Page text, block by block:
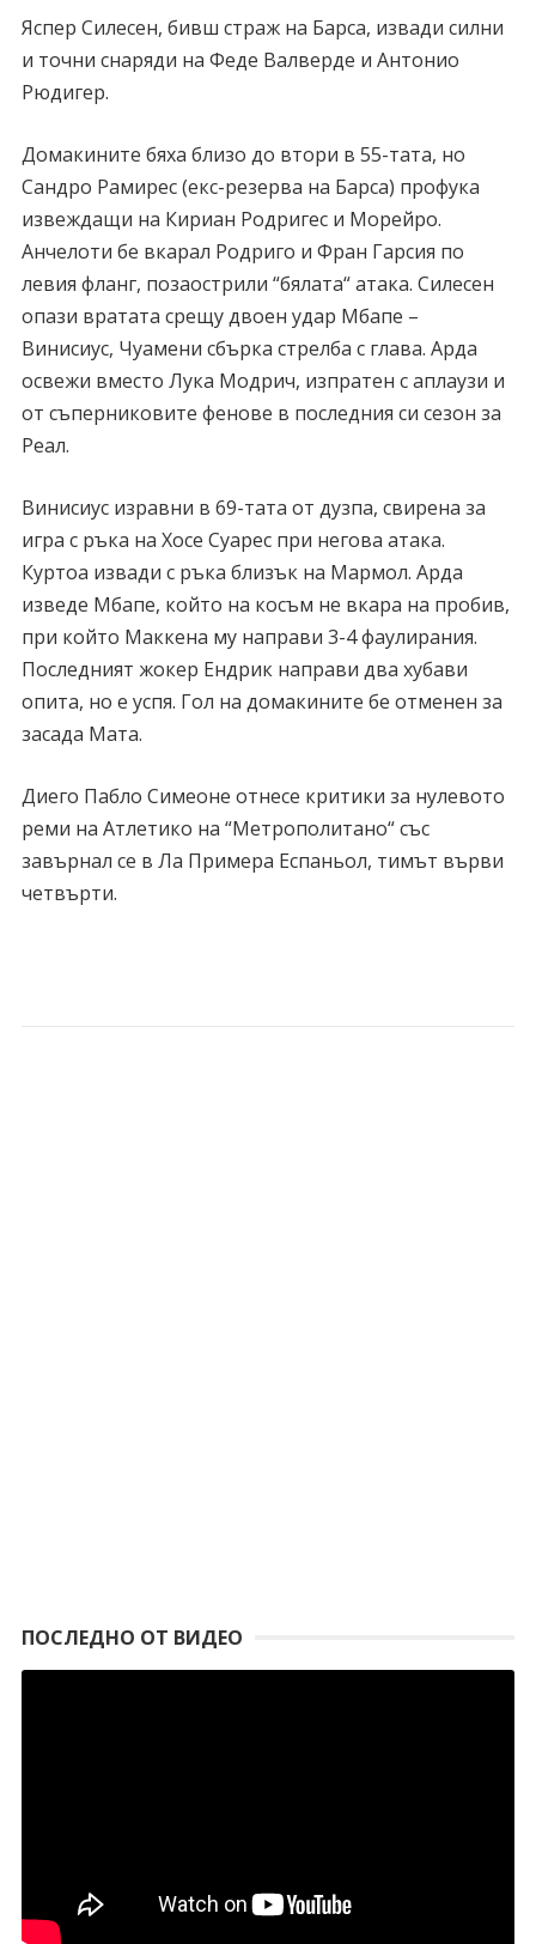
Яспер Силесен, бивш страж на Барса, извади силни
и точни снаряди на Феде Валверде и Антонио
Рюдигер.
Домакините бяха близо до втори в 55-тата, но
Сандро Рамирес (екс-резерва на Барса) профука
извеждащи на Кириан Родригес и Морейро.
Анчелоти бе вкарал Родриго и Фран Гарсия по
левия фланг, позаострили “бялата“ атака. Силесен
опази вратата срещу двоен удар Мбапе –
Винисиус, Чуамени сбърка стрелба с глава. Арда
освежи вместо Лука Модрич, изпратен с аплаузи и
от съперниковите фенове в последния си сезон за
Реал.
Винисиус изравни в 69-тата от дузпа, свирена за
игра с ръка на Хосе Суарес при негова атака.
Куртоа извади с ръка близък на Мармол. Арда
изведе Мбапе, който на косъм не вкара на пробив,
при който Маккена му направи 3-4 фаулирания.
Последният жокер Ендрик направи два хубави
опита, но е успя. Гол на домакините бе отменен за
засада Мата.
Диего Пабло Симеоне отнесе критики за нулевото
реми на Атлетико на “Метрополитано“ със
завърнал се в Ла Примера Еспаньол, тимът върви
четвърти.
ПОСЛЕДНО ОТ ВИДЕО